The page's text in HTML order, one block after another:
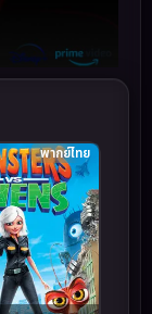
พากย์ไทย